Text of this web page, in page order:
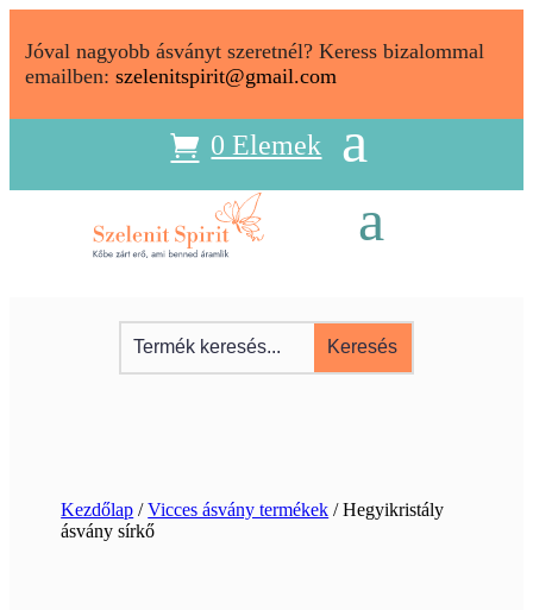
Jóval nagyobb ásványt szeretnél? Keress bizalommal
emailben: szelenitspirit@gmail.com
0 Elemek
Kezdőlap /Vicces ásvány termékek / Hegyikristály
ásvány sírkő